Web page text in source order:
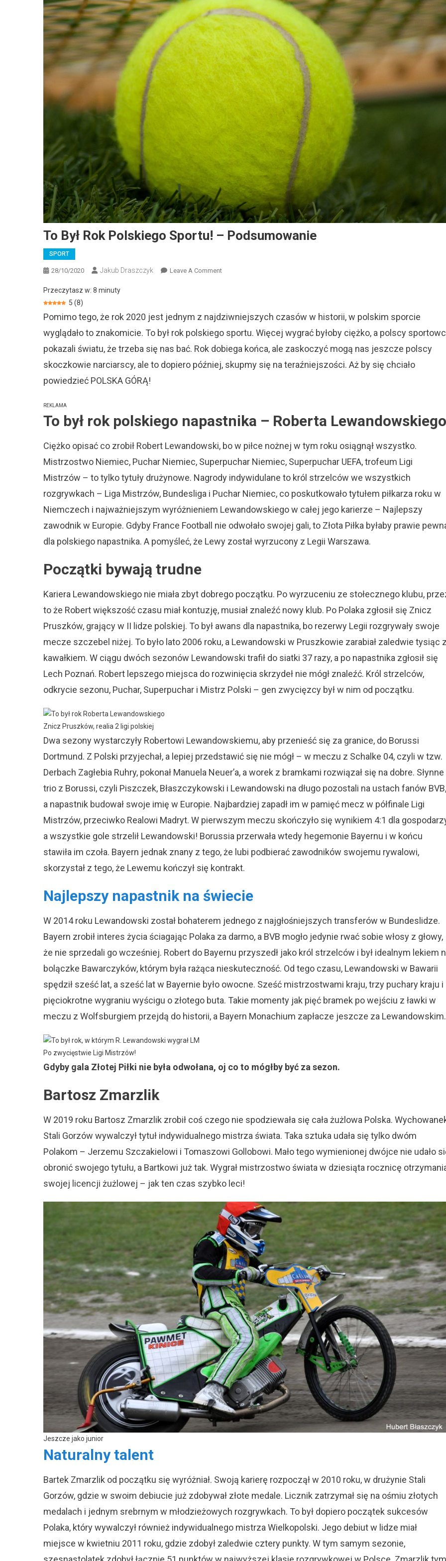
To Był Rok Polskiego Sportu! – Podsumowanie
SPORT
28/10/2020 Jakub Draszczyk Leave A CommentOn
Polskiego
Podsumowanie
Przeczytasz w: 8 minuty
5 (8)
Pomimo tego, że rok 2020 jest jednym z najdziwniejszych czasów w historii, w polskim sporcie
wyglądało to znakomicie. To był rok polskiego sportu. Więcej wygrać byłoby ciężko, a polscy
pokazali światu, że trzeba się nas bać. Rok dobiega końca, ale zaskoczyć mogą nas jeszcze polscy
skoczkowie narciarscy, ale to dopiero później, skupmy się na teraźniejszości. Aż by się chciało
powiedzieć POLSKA GÓRĄ!
REKLAMA
To był rok polskiego napastnika – Roberta Lewandowskiego
Ciężko opisać co zrobił Robert Lewandowski, bo w piłce nożnej w tym roku osiągnął wszystko.
Mistrzostwo Niemiec, Puchar Niemiec, Superpuchar Niemiec, Superpuchar UEFA, trofeum Ligi
Mistrzów – to tylko tytuły drużynowe. Nagrody indywidulane to król strzelców we wszystkich
rozgrywkach – Liga Mistrzów, Bundesliga i Puchar Niemiec, co poskutkowało tytułem piłkarza roku w
Niemczech i najważniejszym wyróżnieniem Lewandowskiego w całej jego karierze – Najlepszy
zawodnik w Europie. Gdyby France Football nie odwołało swojej gali, to Złota Piłka byłaby prawie
dla polskiego napastnika. A pomyśleć, że Lewy został wyrzucony z Legii Warszawa.
Początki bywają trudne
Kariera Lewandowskiego nie miała zbyt dobrego początku. Po wyrzuceniu ze stołecznego klubu,
to że Robert większość czasu miał kontuzję, musiał znaleźć nowy klub. Po Polaka zgłosił się Znicz
Pruszków, grający w II lidze polskiej. To był awans dla napastnika, bo rezerwy Legii rozgrywały swoje
mecze szczebel niżej. To było lato 2006 roku, a Lewandowski w Pruszkowie zarabiał zaledwie tysiąc
kawałkiem. W ciągu dwóch sezonów Lewandowski trafił do siatki 37 razy, a po napastnika zgłosił się
Lech Poznań. Robert lepszego miejsca do rozwinięcia skrzydeł nie mógł znaleźć. Król strzelców,
odkrycie sezonu, Puchar, Superpuchar i Mistrz Polski – gen zwycięzcy był w nim od początku.
Znicz Pruszków, realia 2 ligi polskiej
Dwa sezony wystarczyły Robertowi Lewandowskiemu, aby przenieść się za granice, do Borussi
Dortmund. Z Polski przyjechał, a lepiej przedstawić się nie mógł – w meczu z Schalke 04, czyli w tzw.
Derbach Zagłebia Ruhry, pokonał Manuela Neuer’a, a worek z bramkami rozwiązał się na dobre. Słynne
trio z Borussi, czyli Piszczek, Błaszczykowski i Lewandowski na długo pozostali na ustach fanów BVB,
a napastnik budował swoje imię w Europie. Najbardziej zapadł im w pamięć mecz w półfinale Ligi
Mistrzów, przeciwko Realowi Madryt. W pierwszym meczu skończyło się wynikiem 4:1 dla
a wszystkie gole strzelił Lewandowski! Borussia przerwała wtedy hegemonie Bayernu i w końcu
stawiła im czoła. Bayern jednak znany z tego, że lubi podbierać zawodników swojemu rywalowi,
skorzystał z tego, że Lewemu kończył się kontrakt.
Najlepszy napastnik na świecie
W 2014 roku Lewandowski został bohaterem jednego z najgłośniejszych transferów w Bundeslidze.
Bayern zrobił interes życia ściagając Polaka za darmo, a BVB mogło jedynie rwać sobie włosy z głowy,
że nie sprzedali go wcześniej. Robert do Bayernu przyszedł jako król strzelców i był idealnym lekiem
bolączke Bawarczyków, którym była rażąca nieskuteczność. Od tego czasu, Lewandowski w Bawarii
spędził sześć lat, a sześć lat w Bayernie było owocne. Sześć mistrzostwami kraju, trzy puchary kraju i
pięciokrotne wygraniu wyścigu o złotego buta. Takie momenty jak pięć bramek po wejściu z ławki w
meczu z Wolfsburgiem przejdą do historii, a Bayern Monachium zapłacze jeszcze za Lewandowskim.
Po zwycięstwie Ligi Mistrzów!
Gdyby gala Złotej Piłki nie była odwołana, oj co to mógłby być za sezon.
Bartosz Zmarzlik
W 2019 roku Bartosz Zmarzlik zrobił coś czego nie spodziewała się cała żużlowa Polska.
Stali Gorzów wywalczył tytuł indywidualnego mistrza świata. Taka sztuka udała się tylko dwóm
Polakom – Jerzemu Szczakielowi i Tomaszowi Gollobowi. Mało tego wymienionej dwójce nie udało
obronić swojego tytułu, a Bartkowi już tak. Wygrał mistrzostwo świata w dziesiąta rocznicę
swojej licencji żużlowej – jak ten czas szybko leci!
Jeszcze jako junior
Naturalny talent
Bartek Zmarzlik od początku się wyróżniał. Swoją karierę rozpoczął w 2010 roku, w drużynie Stali
Gorzów, gdzie w swoim debiucie już zdobywał złote medale. Licznik zatrzymał się na ośmiu złotych
medalach i jednym srebrnym w młodzieżowych rozgrywkach. To był dopiero początek sukcesów
Polaka, który wywalczył również indywidualnego mistrza Wielkopolski. Jego debiut w lidze miał
miejsce w kwietniu 2011 roku, gdzie zdobył zaledwie cztery punkty. W tym samym sezonie,